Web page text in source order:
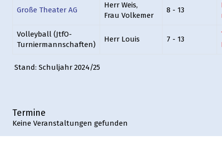
Große Theater AG
Herr Weis,
Frau Volkemer
8 - 13
Volleyball (JtfO-
Turniermannschaften)
Herr Louis 7 - 13
Stand: Schuljahr 2024/25
Termine
Keine Veranstaltungen gefunden